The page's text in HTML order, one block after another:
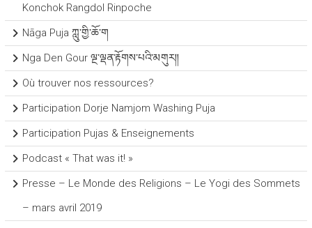
Konchok Rangdol Rinpoche
Nāga Puja ཀླུ་གྱི་ཆོ་ག
Nga Den Gour ལྔ་ལྡན་རྟོགས་པའི་མགུར།།
Où trouver nos ressources?
Participation Dorje Namjom Washing Puja
Participation Pujas & Enseignements
Podcast « That was it! »
Presse – Le Monde des Religions – Le Yogi des Sommets
– mars avril 2019